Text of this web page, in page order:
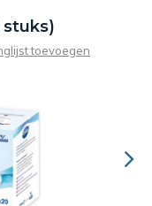
stuks)
toevoegen